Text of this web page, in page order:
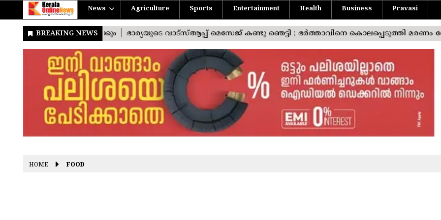
News Agriculture Sports Entertainment Health Business Pravasi
HOME FOOD